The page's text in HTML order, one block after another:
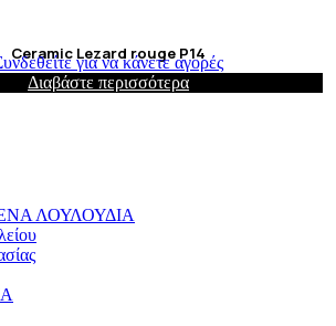
Ceramic Lezard rouge P14
για να κάνετε αγορές
Διαβάστε περισσότερα
ΛΟΥΛΟΥΔΙΑ